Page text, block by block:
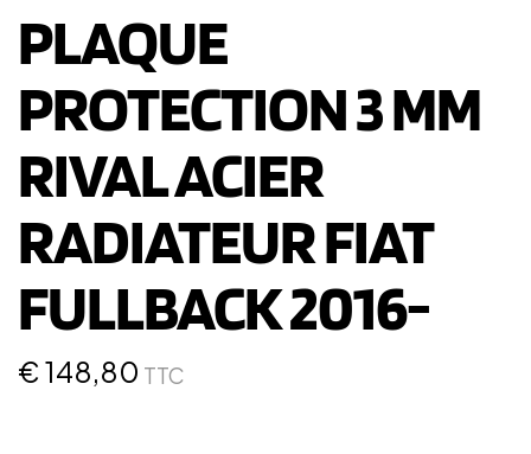
PLAQUE
PROTECTION 3 MM
RIVAL ACIER
RADIATEUR FIAT
FULLBACK 2016-
€ 148,80 TTC